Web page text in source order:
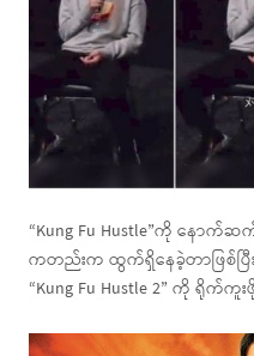
“Kung Fu Hustle”ကို နော
ကတည်းက ထွက်ရှိနေခဲ့တာဖြစ်ပ
“Kung Fu Hustle 2” ကို ရိုက်ကူ